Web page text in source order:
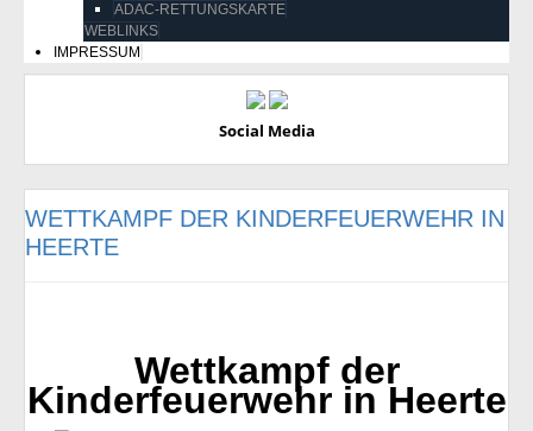
ADAC-RETTUNGSKARTE
WEBLINKS
IMPRESSUM
Social Media
WETTKAMPF DER KINDERFEUERWEHR IN
HEERTE
Wettkampf der
Kinderfeuerwehr in Heerte